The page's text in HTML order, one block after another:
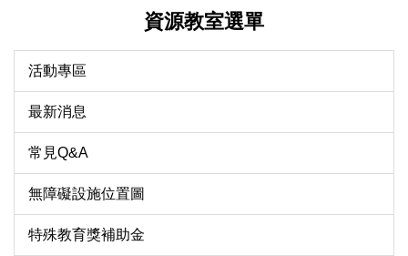
資源教室選單
活動專區
最新消息
常見Q&A
無障礙設施位置圖
特殊教育獎補助金